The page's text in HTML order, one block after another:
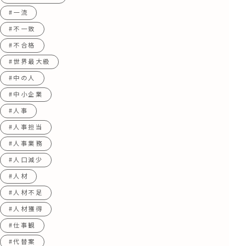
#一流
#不一致
#不合格
#世界最大級
#中の人
#中小企業
#人事
#人事担当
#人事業務
#人口減少
#人材
#人材不足
#人材獲得
#仕事観
#代替案